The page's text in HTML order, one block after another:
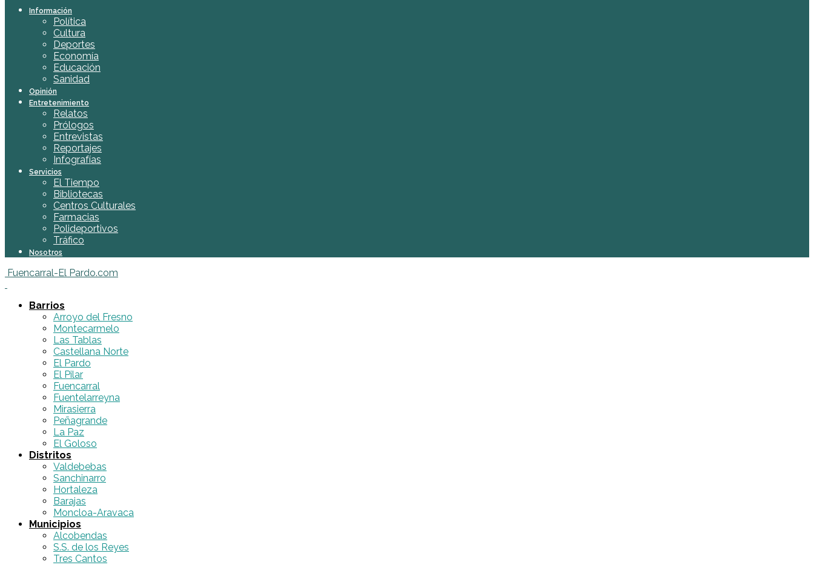
Información
Política
Cultura
Deportes
Economía
Educación
Sanidad
Opinión
Entretenimiento
Relatos
Prólogos
Entrevistas
Reportajes
Infografías
Servicios
El Tiempo
Bibliotecas
Centros Culturales
Farmacias
Polideportivos
Tráfico
Nosotros
Fuencarral-El Pardo.com
Barrios
Arroyo del Fresno
Montecarmelo
Las Tablas
Castellana Norte
El Pardo
El Pilar
Fuencarral
Fuentelarreyna
Mirasierra
Peñagrande
La Paz
El Goloso
Distritos
Valdebebas
Sanchinarro
Hortaleza
Barajas
Moncloa-Aravaca
Municipios
Alcobendas
S.S. de los Reyes
Tres Cantos